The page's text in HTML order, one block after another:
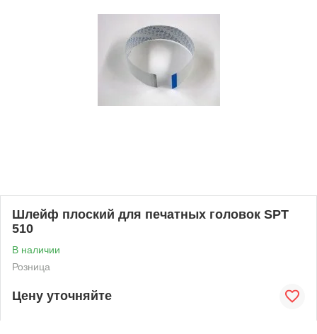
Шлейф плоский для печатных головок SPT
510
В наличии
Розница
Цену уточняйте